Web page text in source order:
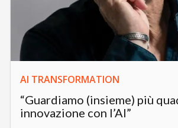
AI TRANSFORMATION
“Guardiamo (insieme) più
innovazione con l’AI”